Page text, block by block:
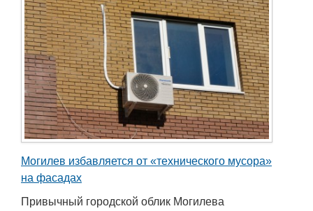
Могилев избавляется от «технического мусора»
на фасадах
Привычный городской облик Могилева